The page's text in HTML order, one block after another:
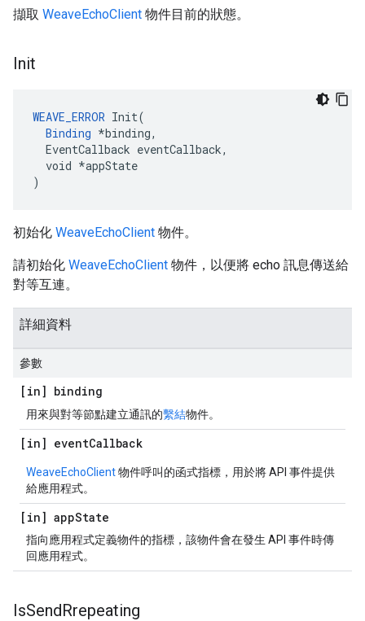
擷取 WeaveEchoClient 物件目前的狀態。
Init
WEAVE_ERROR Init(
Binding *binding,
  EventCallback eventCallback,
  void *appState
)
初始化 WeaveEchoClient 物件。
請初始化 WeaveEchoClient 物件，以便將 echo 訊息傳送給
對等互連。
詳細資料
參數
[in] binding
用來與對等節點建立通訊的繫結物件。
[in] eventCallback
WeaveEchoClient物件呼叫的函式指標，用於將 API 事件提供
給應用程式。
[in] appState
指向應用程式定義物件的指標，該物件會在發生 API 事件時傳
回應用程式。
IsSendRrepeating